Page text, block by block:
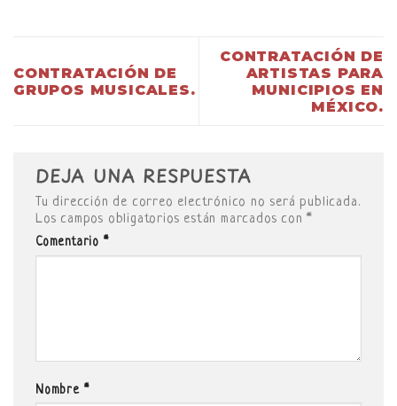
CONTRATACIÓN DE
GRUPOS MUSICALES.
CONTRATACIÓN DE
ARTISTAS PARA
MUNICIPIOS EN
MÉXICO.
DEJA UNA RESPUESTA
Tu dirección de correo electrónico no será publicada.
Los campos obligatorios están marcados con*
Comentario *
Nombre *